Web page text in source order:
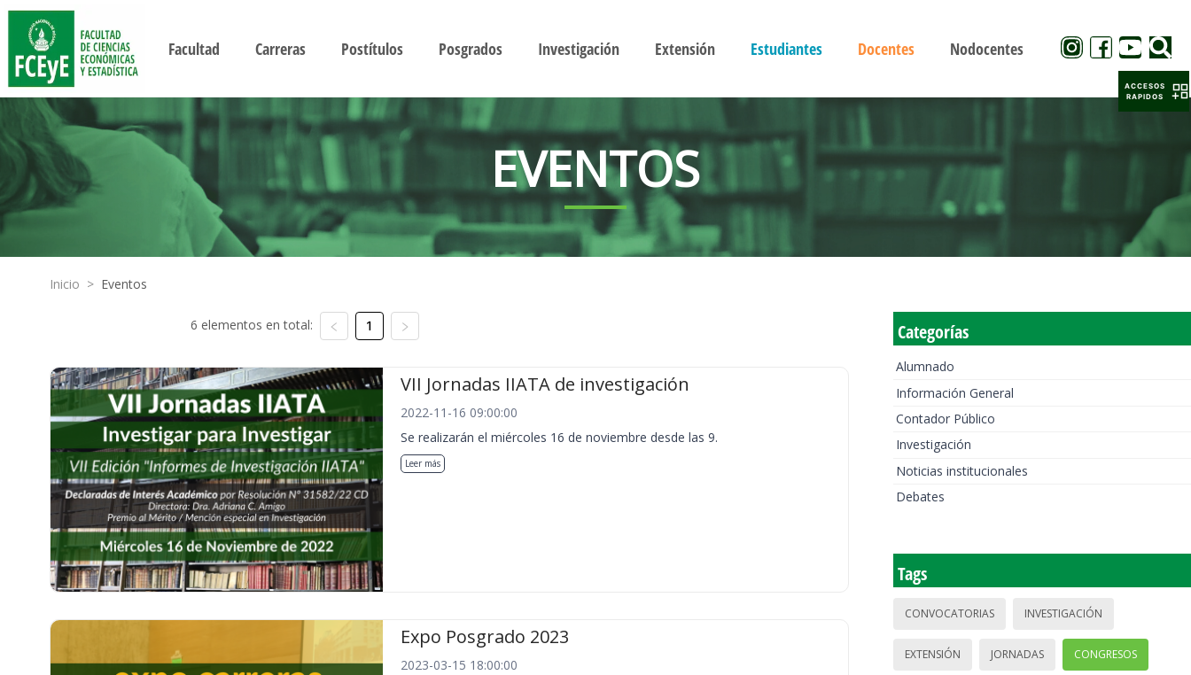
Facultad Carreras Postítulos Posgrados Investigación Extensión Estudiantes Docentes Nodocentes
EVENTOS
Inicio > Eventos
6 elementos en total: 1
VII Jornadas IIATA de investigación
2022-11-16 09:00:00
Se realizarán el miércoles 16 de noviembre desde las 9.
Leer más
Expo Posgrado 2023
2023-03-15 18:00:00
Categorías
Alumnado
Información General
Contador Público
Investigación
Noticias institucionales
Debates
Tags
CONVOCATORIAS INVESTIGACIÓN
EXTENSIÓN JORNADAS CONGRESOS
ACCESOS
RAPIDOS